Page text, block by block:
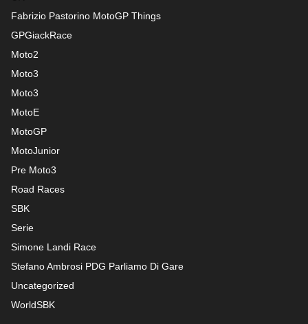
Fabrizio Pastorino MotoGP Things
GPGiackRace
Moto2
Moto3
Moto3
MotoE
MotoGP
MotoJunior
Pre Moto3
Road Races
SBK
Serie
Simone Landi Race
Stefano Ambrosi PDG Parliamo Di Gare
Uncategorized
WorldSBK